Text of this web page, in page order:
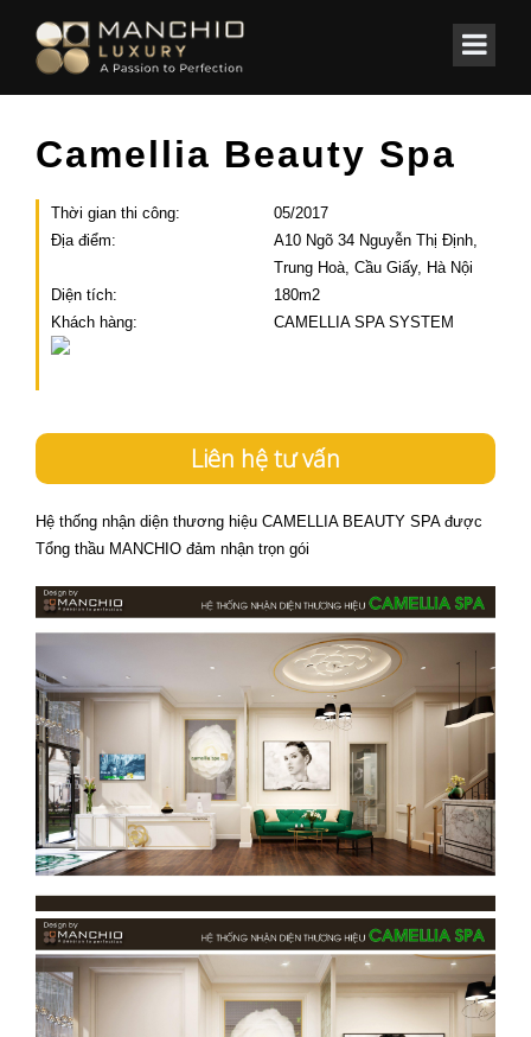
Home/Các công trình /Spa ✔️ Clinic
Camellia Beauty Spa
Thời gian thi công:
05/2017
Địa điểm:
A10 Ngõ 34 Nguyễn Thị Định,
Trung Hoà, Cầu Giấy, Hà Nội
Diện tích:
180m2
Khách hàng:
CAMELLIA SPA SYSTEM
Liên hệ tư vấn
Hệ thống nhận diện thương hiệu CAMELLIA BEAUTY SPA được
Tổng thầu MANCHIO đảm nhận trọn gói